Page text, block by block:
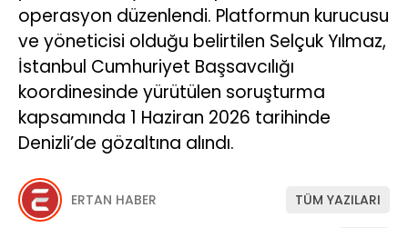
operasyon düzenlendi. Platformun kurucusu
ve yöneticisi olduğu belirtilen Selçuk Yılmaz,
İstanbul Cumhuriyet Başsavcılığı
koordinesinde yürütülen soruşturma
kapsamında 1 Haziran 2026 tarihinde
Denizli’de gözaltına alındı.
ERTAN HABER TÜM YAZILARI